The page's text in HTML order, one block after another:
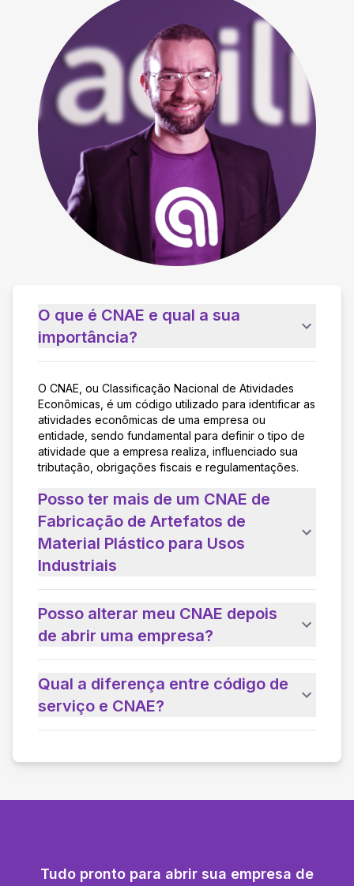
O que é CNAE e qual a sua
importância?
O CNAE, ou Classificação Nacional de Atividades
Econômicas, é um código utilizado para identificar as
atividades econômicas de uma empresa ou
entidade, sendo fundamental para definir o tipo de
atividade que a empresa realiza, influenciado sua
tributação, obrigações fiscais e regulamentações.
Posso ter mais de um CNAE de
Fabricação de Artefatos de
Material Plástico para Usos
Industriais
Posso alterar meu CNAE depois
de abrir uma empresa?
Qual a diferença entre código de
serviço e CNAE?
Tudo pronto para abrir sua empresa de